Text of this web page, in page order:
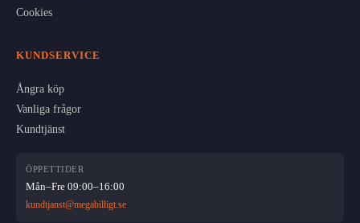
Cookies
KUNDSERVICE
Ångra köp
Vanliga frågor
Kundtjänst
ÖPPETTIDER
Mån–Fre 09:00–16:00
kundtjanst@megabilligt.se